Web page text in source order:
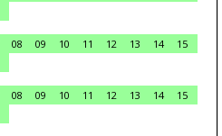
08 09 10 11 12 13 14
15
08 09 10 11 12 13 14
15